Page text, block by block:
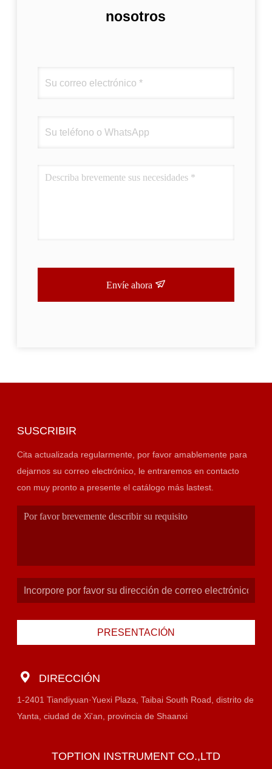
nosotros
Envíe ahora
SUSCRIBIR
Cita actualizada regularmente, por favor amablemente para
dejarnos su correo electrónico, le entraremos en contacto
con muy pronto a presente el catálogo más lastest.
PRESENTACIÓN
DIRECCIÓN
1-2401 Tiandiyuan·Yuexi Plaza, Taibai South Road, distrito de
Yanta, ciudad de Xi'an, provincia de Shaanxi
TOPTION INSTRUMENT CO.,LTD